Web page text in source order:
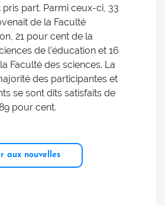
part. Parmi ceux-ci, 33
de la Faculté
21 pour cent de la
de l’éducation et 16
Faculté des sciences. La
des participantes et
se sont dits satisfaits de
pour cent.
aux nouvelles